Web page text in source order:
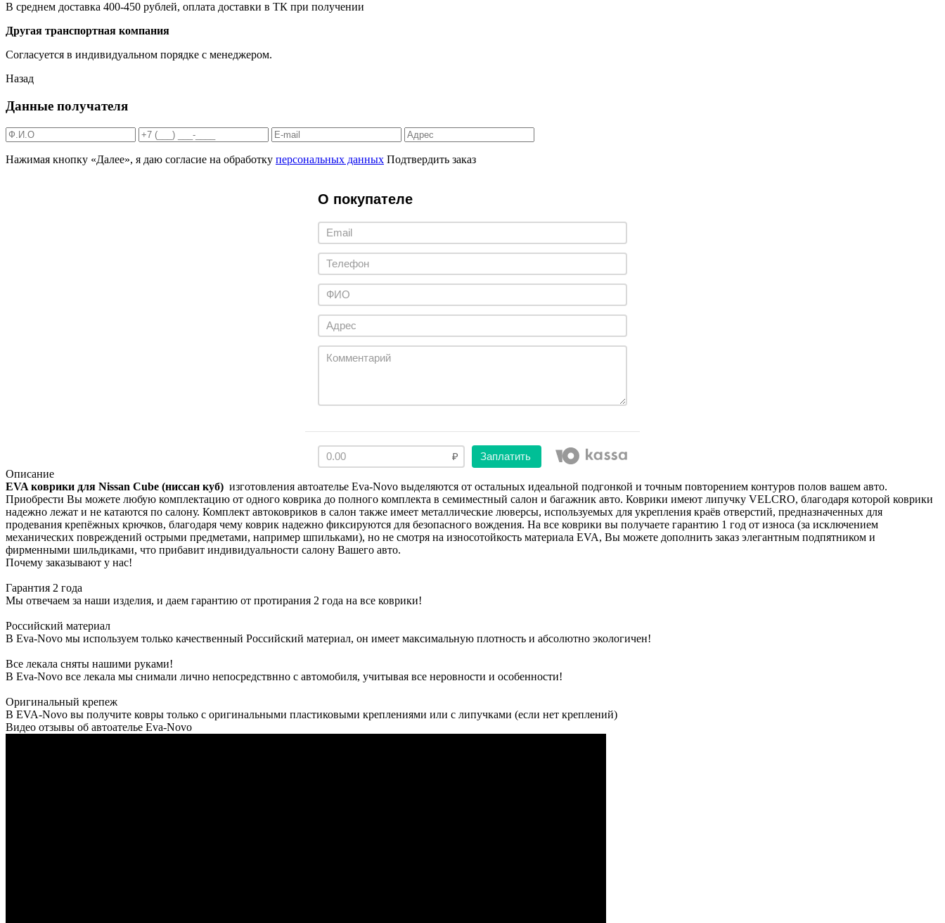
В среднем доставка 400-450 рублей, оплата доставки в ТК при получении
Другая транспортная компания
Согласуется в индивидуальном порядке с менеджером.
Назад
Данные получателя
Нажимая кнопку «Далее», я даю согласие на обработку персональных данных Подтвердить заказ
О покупателе
Заплатить
Описание
EVA коврики для Nissan Cube (ниссан куб) изготовления автоателье Eva-Novo выделяются от остальных идеальной подгонкой и точным повторением контуров полов вашем авто.
Приобрести Вы можете любую комплектацию от одного коврика до полного комплекта в семиместный салон и багажник авто. Коврики имеют липучку VELCRO, благодаря которой коврики
надежно лежат и не катаются по салону. Комплект автоковриков в салон также имеет металлические люверсы, используемых для укрепления краёв отверстий, предназначенных для
продевания крепёжных крючков, благодаря чему коврик надежно фиксируются для безопасного вождения. На все коврики вы получаете гарантию 1 год от износа (за исключением
механических повреждений острыми предметами, например шпильками), но не смотря на износотойкость материала EVA, Вы можете дополнить заказ элегантным подпятником и
фирменными шильдиками, что прибавит индивидуальности салону Вашего авто.
Почему заказывают у нас!
Гарантия 2 года
Мы отвечаем за наши изделия, и даем гарантию от протирания 2 года на все коврики!
Российский материал
В Eva-Novo мы используем только качественный Российский материал, он имеет максимальную плотность и абсолютно экологичен!
Все лекала сняты нашими руками!
В Eva-Novo все лекала мы снимали лично непосредствнно с автомобиля, учитывая все неровности и особенности!
Оригинальный крепеж
В EVA-Novo вы получите ковры только с оригинальными пластиковыми креплениями или с липучками (если нет креплений)
Видео отзывы об автоателье Eva-Novo